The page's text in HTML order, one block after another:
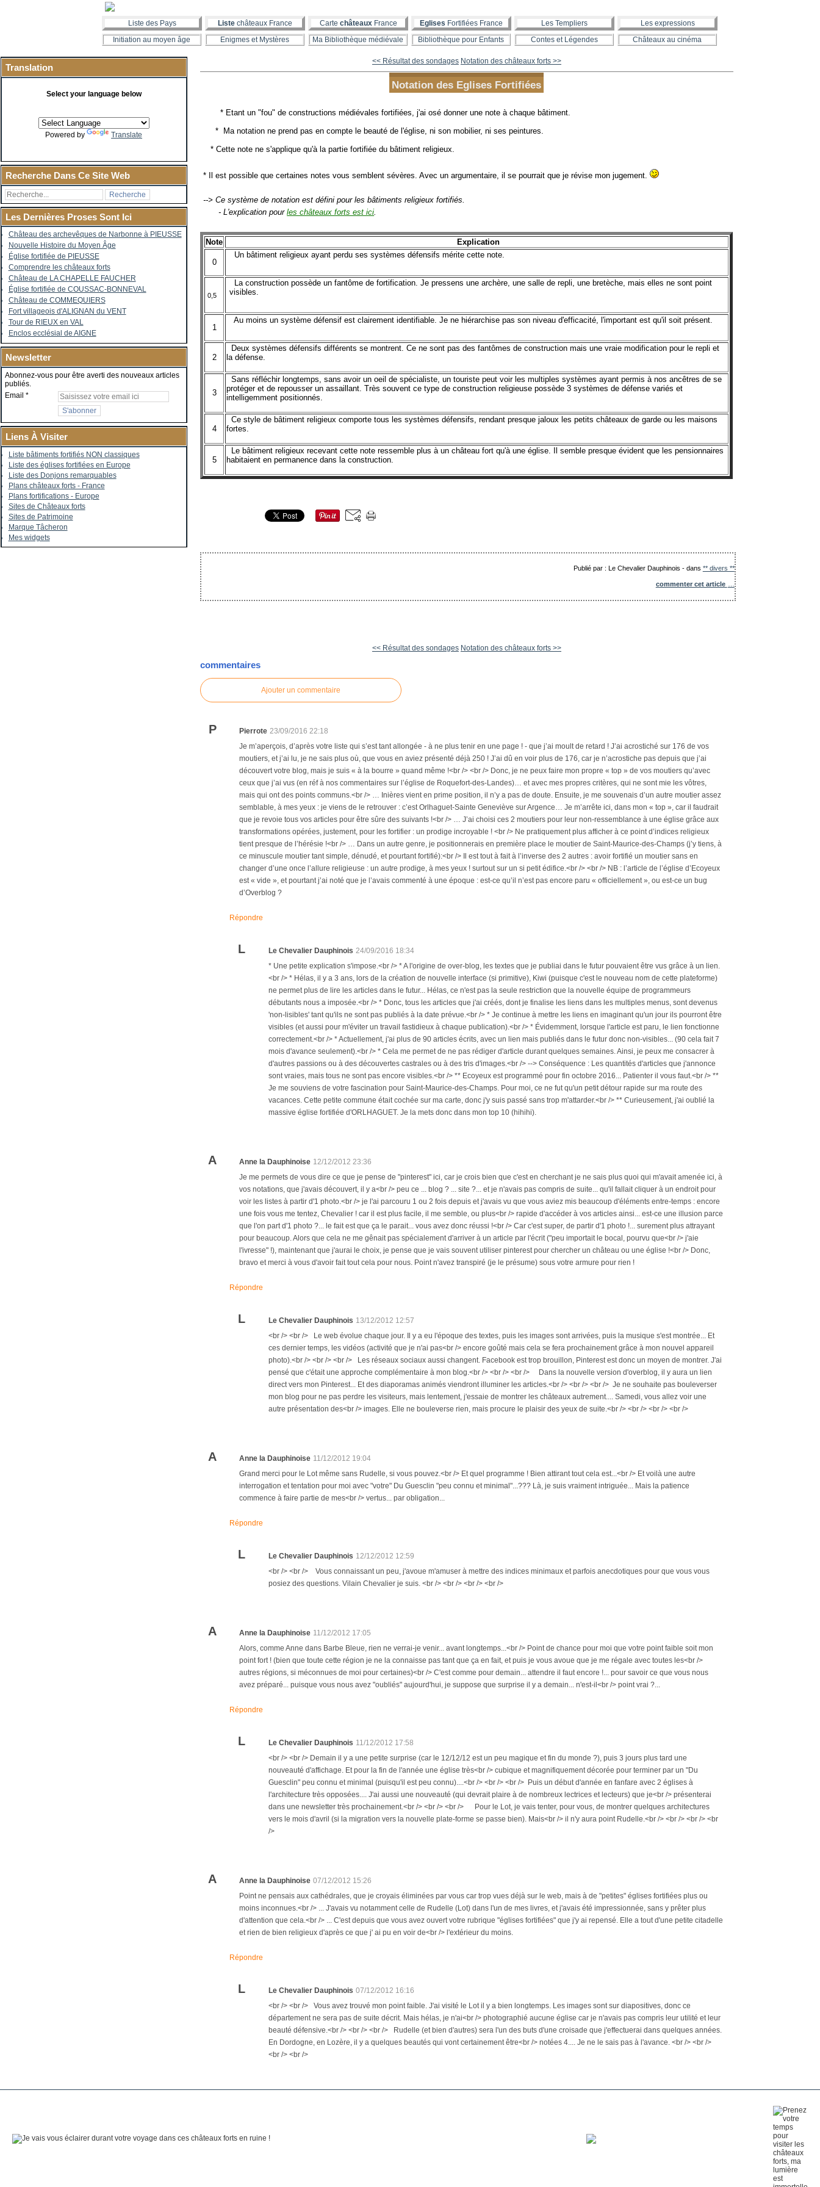
Liste des Pays Liste châteaux France Carte châteauxFrance Eglises Fortifiées France Les Templiers
Les expressions
Initiation au moyen âge
Enigmes et Mystères Ma Bibliothèque médiévale Bibliothèque pour Enfants Contes et Légendes Châteaux au cinéma
Translation
Select your language below
Powered by Translate
Recherche Dans Ce Site Web
Les Dernières Proses Sont Ici
Château des archevêques de Narbonne à PIEUSSE
Nouvelle Histoire du Moyen Âge
Église fortifiée de PIEUSSE
Comprendre les châteaux forts
Château de LA CHAPELLE FAUCHER
Église fortifiée de COUSSAC-BONNEVAL
Château de COMMEQUIERS
Fort villageois d'ALIGNAN du VENT
Tour de RIEUX en VAL
Enclos ecclésial de AIGNE
Newsletter
Abonnez-vous pour être averti des nouveaux articles
publiés.
Email
Liens À Visiter
Liste bâtiments fortifiés NON classiques
Liste des églises fortifiées en Europe
Liste des Donjons remarquables
Plans châteaux forts - France
Plans fortifications - Europe
Sites de Châteaux forts
Sites de Patrimoine
Marque Tâcheron
Mes widgets
<< Résultat des sondages Notation des châteaux forts >>
Notation des Eglises Fortifiées
* Etant un "fou" de constructions médiévales fortifiées, j'ai osé donner une note à chaque bâtiment.
* Ma notation ne prend pas en compte le beauté de l'église, ni son mobilier, ni ses peintures.
* Cette note ne s'applique qu'à la partie fortifiée du bâtiment religieux.
* Il est possible que certaines notes vous semblent sévères. Avec un argumentaire, il se pourrait que je révise mon jugement.
--> Ce système de notation est défini pour les bâtiments religieux fortifiés.
- L'explication pourles châteaux forts est ici
Note Explication
0
Un bâtiment religieux ayant perdu ses systèmes défensifs mérite cette note.
0,5
La construction possède un fantôme de fortification. Je pressens une archère, une salle de repli, une bretèche, mais elles ne sont point
visibles.
1
Au moins un système défensif est clairement identifiable. Je ne hiérarchise pas son niveau d'efficacité, l'important est qu'il soit présent.
2
Deux systèmes défensifs différents se montrent. Ce ne sont pas des fantômes de construction mais une vraie modification pour le repli et
la défense.
3
Sans réfléchir longtemps, sans avoir un oeil de spécialiste, un touriste peut voir les multiples systèmes ayant permis à nos ancêtres de se
protéger et de repousser un assaillant. Très souvent ce type de construction religieuse possède 3 systèmes de défense variés et
intelligemment positionnés.
4
Ce style de bâtiment religieux comporte tous les systèmes défensifs, rendant presque jaloux les petits châteaux de garde ou les maisons
fortes.
5
Le bâtiment religieux recevant cette note ressemble plus à un château fort qu'à une église. Il semble presque évident que les pensionnaires
habitaient en permanence dans la construction.
Publié par : Le Chevalier Dauphinois -dans ** divers **
commenter cet article
<< Résultat des sondages Notation des châteaux forts >>
commentaires
Ajouter un commentaire
P Pierrote 23/09/2016 22:18
Je m’aperçois, d’après votre liste qui s’est tant allongée - à ne plus tenir en une page ! - que j’ai moult de retard ! J’ai acrostiché sur 176 de vos
moutiers, et j’ai lu, je ne sais plus où, que vous en aviez présenté déjà 250 ! J’ai dû en voir plus de 176, car je n’acrostiche pas depuis que j’ai
découvert votre blog, mais je suis « à la bourre » quand même !<br /> <br /> Donc, je ne peux faire mon propre « top » de vos moutiers qu’avec
ceux que j’ai vus (en réf à nos commentaires sur l’église de Roquefort-des-Landes)… et avec mes propres critères, qui ne sont mie les vôtres,
mais qui ont des points communs.<br /> … Inières vient en prime position, il n’y a pas de doute. Ensuite, je me souvenais d’un autre moutier assez
semblable, à mes yeux : je viens de le retrouver : c’est Orlhaguet-Sainte Geneviève sur Argence… Je m’arrête ici, dans mon « top », car il faudrait
que je revoie tous vos articles pour être sûre des suivants !<br /> … J’ai choisi ces 2 moutiers pour leur non-ressemblance à une église grâce aux
transformations opérées, justement, pour les fortifier : un prodige incroyable ! <br /> Ne pratiquement plus afficher à ce point d’indices religieux
tient presque de l’hérésie !<br /> … Dans un autre genre, je positionnerais en première place le moutier de Saint-Maurice-des-Champs (j’y tiens, à
ce minuscule moutier tant simple, dénudé, et pourtant fortifié):<br /> Il est tout à fait à l’inverse des 2 autres : avoir fortifié un moutier sans en
changer d’une once l’allure religieuse : un autre prodige, à mes yeux ! surtout sur un si petit édifice.<br /> <br /> NB : l’article de l’église d’Ecoyeux
est « vide », et pourtant j’ai noté que je l’avais commenté à une époque : est-ce qu’il n’est pas encore paru « officiellement », ou est-ce un bug
d’Overblog ?
Répondre
L Le Chevalier Dauphinois 24/09/2016 18:34
* Une petite explication s'impose.<br /> * A l'origine de over-blog, les textes que je publiai dans le futur pouvaient être vus grâce à un lien.
<br /> * Hélas, il y a 3 ans, lors de la création de nouvelle interface (si primitive), Kiwi (puisque c'est le nouveau nom de cette plateforme)
ne permet plus de lire les articles dans le futur... Hélas, ce n'est pas la seule restriction que la nouvelle équipe de programmeurs
débutants nous a imposée.<br /> * Donc, tous les articles que j'ai créés, dont je finalise les liens dans les multiples menus, sont devenus
'non-lisibles' tant qu'ils ne sont pas publiés à la date prévue.<br /> * Je continue à mettre les liens en imaginant qu'un jour ils pourront être
visibles (et aussi pour m'éviter un travail fastidieux à chaque publication).<br /> * Évidemment, lorsque l'article est paru, le lien fonctionne
correctement.<br /> * Actuellement, j'ai plus de 90 articles écrits, avec un lien mais publiés dans le futur donc non-visibles... (90 cela fait 7
mois d'avance seulement).<br /> * Cela me permet de ne pas rédiger d'article durant quelques semaines. Ainsi, je peux me consacrer à
d'autres passions ou à des découvertes castrales ou à des tris d'images.<br /> --> Conséquence : Les quantités d'articles que j'annonce
sont vraies, mais tous ne sont pas encore visibles.<br /> ** Ecoyeux est programmé pour fin octobre 2016... Patienter il vous faut.<br /> **
Je me souviens de votre fascination pour Saint-Maurice-des-Champs. Pour moi, ce ne fut qu'un petit détour rapide sur ma route des
vacances. Cette petite commune était cochée sur ma carte, donc j'y suis passé sans trop m'attarder.<br /> ** Curieusement, j'ai oublié la
massive église fortifiée d'ORLHAGUET. Je la mets donc dans mon top 10 (hihihi).
A Anne la Dauphinoise 12/12/2012 23:36
Je me permets de vous dire ce que je pense de "pinterest" ici, car je crois bien que c'est en cherchant je ne sais plus quoi qui m'avait amenée ici, à
vos notations, que j'avais découvert, il y a<br /> peu ce ... blog ? ... site ?... et je n'avais pas compris de suite... qu'il fallait cliquer à un endroit pour
voir les listes à partir d'1 photo.<br /> je l'ai parcouru 1 ou 2 fois depuis et j'avais vu que vous aviez mis beaucoup d'éléments entre-temps : encore
une fois vous me tentez, Chevalier ! car il est plus facile, il me semble, ou plus<br /> rapide d'accéder à vos articles ainsi... est-ce une illusion parce
que l'on part d'1 photo ?... le fait est que ça le parait... vous avez donc réussi !<br /> Car c'est super, de partir d'1 photo !... surement plus attrayant
pour beaucoup. Alors que cela ne me gênait pas spécialement d'arriver à un article par l'écrit ("peu importait le bocal, pourvu que<br /> j'aie
l'ivresse" !), maintenant que j'aurai le choix, je pense que je vais souvent utiliser pinterest pour chercher un château ou une église !<br /> Donc,
bravo et merci à vous d'avoir fait tout cela pour nous. Point n'avez transpiré (je le présume) sous votre armure pour rien !
Répondre
L Le Chevalier Dauphinois 13/12/2012 12:57
<br /> <br /> Le web évolue chaque jour. Il y a eu l'époque des textes, puis les images sont arrivées, puis la musique s'est montrée... Et
ces dernier temps, les vidéos (activité que je n'ai pas<br /> encore goûté mais cela se fera prochainement grâce à mon nouvel appareil
photo).<br /> <br /> <br /> Les réseaux sociaux aussi changent. Facebook est trop brouillon, Pinterest est donc un moyen de montrer. J'ai
pensé que c'était une approche complémentaire à mon blog.<br /> <br /> <br /> Dans la nouvelle version d'overblog, il y aura un lien
direct vers mon Pinterest... Et des diaporamas animés viendront illuminer les articles.<br /> <br /> <br /> Je ne souhaite pas bouleverser
mon blog pour ne pas perdre les visiteurs, mais lentement, j'essaie de montrer les châteaux autrement.... Samedi, vous allez voir une
autre présentation des<br /> images. Elle ne bouleverse rien, mais procure le plaisir des yeux de suite.<br /> <br /> <br /> <br />
A Anne la Dauphinoise 11/12/2012 19:04
Grand merci pour le Lot même sans Rudelle, si vous pouvez.<br /> Et quel programme ! Bien attirant tout cela est...<br /> Et voilà une autre
interrogation et tentation pour moi avec "votre" Du Guesclin "peu connu et minimal"...??? Là, je suis vraiment intriguée... Mais la patience
commence à faire partie de mes<br /> vertus... par obligation...
Répondre
L Le Chevalier Dauphinois 12/12/2012 12:59
<br /> <br /> Vous connaissant un peu, j'avoue m'amuser à mettre des indices minimaux et parfois anecdotiques pour que vous vous
posiez des questions. Vilain Chevalier je suis. <br /> <br /> <br /> <br />
A Anne la Dauphinoise 11/12/2012 17:05
Alors, comme Anne dans Barbe Bleue, rien ne verrai-je venir... avant longtemps...<br /> Point de chance pour moi que votre point faible soit mon
point fort ! (bien que toute cette région je ne la connaisse pas tant que ça en fait, et puis je vous avoue que je me régale avec toutes les<br />
autres régions, si méconnues de moi pour certaines)<br /> C'est comme pour demain... attendre il faut encore !... pour savoir ce que vous nous
avez préparé... puisque vous nous avez "oubliés" aujourd'hui, je suppose que surprise il y a demain... n'est-il<br /> point vrai ?...
Répondre
L Le Chevalier Dauphinois 11/12/2012 17:58
<br /> <br /> Demain il y a une petite surprise (car le 12/12/12 est un peu magique et fin du monde ?), puis 3 jours plus tard une
nouveauté d'affichage. Et pour la fin de l'année une église très<br /> cubique et magnifiquement décorée pour terminer par un "Du
Guesclin" peu connu et minimal (puisqu'il est peu connu)....<br /> <br /> <br /> Puis un début d'année en fanfare avec 2 églises à
l'architecture très opposées.... J'ai aussi une nouveauté (qui devrait plaire à de nombreux lectrices et lecteurs) que je<br /> présenterai
dans une newsletter très prochainement.<br /> <br /> <br /> Pour le Lot, je vais tenter, pour vous, de montrer quelques architectures
vers le mois d'avril (si la migration vers la nouvelle plate-forme se passe bien). Mais<br /> il n'y aura point Rudelle.<br /> <br /> <br /> <br
/>
A Anne la Dauphinoise 07/12/2012 15:26
Point ne pensais aux cathédrales, que je croyais éliminées par vous car trop vues déjà sur le web, mais à de "petites" églises fortifiées plus ou
moins inconnues.<br /> ... J'avais vu notamment celle de Rudelle (Lot) dans l'un de mes livres, et j'avais été impressionnée, sans y prêter plus
d'attention que cela.<br /> ... C'est depuis que vous avez ouvert votre rubrique "églises fortifiées" que j'y ai repensé. Elle a tout d'une petite citadelle
et rien de bien religieux d'après ce que j' ai pu en voir de<br /> l'extérieur du moins.
Répondre
L Le Chevalier Dauphinois 07/12/2012 16:16
<br /> <br /> Vous avez trouvé mon point faible. J'ai visité le Lot il y a bien longtemps. Les images sont sur diapositives, donc ce
département ne sera pas de suite décrit. Mais hélas, je n'ai<br /> photographié aucune église car je n'avais pas compris leur utilité et leur
beauté défensive.<br /> <br /> <br /> Rudelle (et bien d'autres) sera l'un des buts d'une croisade que j'effectuerai dans quelques années.
En Dordogne, en Lozère, il y a quelques beautés qui vont certainement être<br /> notées 4.... Je ne le sais pas à l'avance. <br /> <br />
<br /> <br />